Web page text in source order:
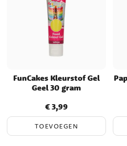
FunCakes Kleurstof Gel
Geel 30 gram
Prijs :€ 3,99
€ 3,99
TOEVOEGEN